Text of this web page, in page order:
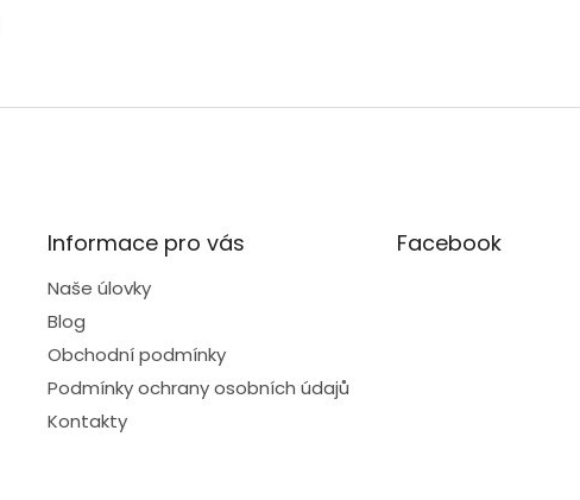
Informace pro vás
Naše úlovky
Blog
Obchodní podmínky
Podmínky ochrany osobních údajů
Kontakty
Facebook